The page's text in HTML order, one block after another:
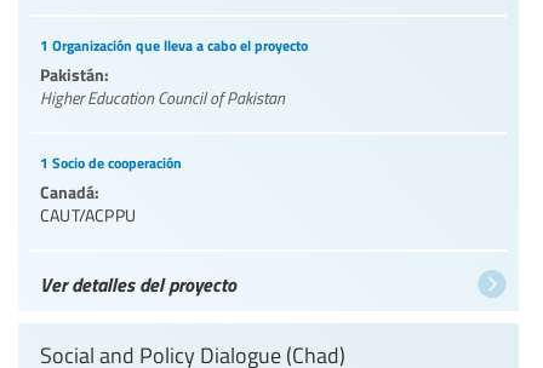
1 Organización que lleva a cabo el proyecto
Pakistán:
Higher Education Council of Pakistan
1 Socio de cooperación
Canadá:
CAUT/ACPPU
Ver detalles del proyecto
Social and Policy Dialogue (Chad)